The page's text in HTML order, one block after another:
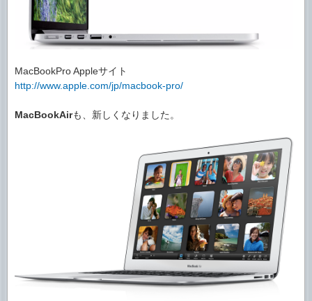
MacBookPro Appleサイト
http://www.apple.com/jp/macbook-pro/
MacBookAirも、新しくなりました。